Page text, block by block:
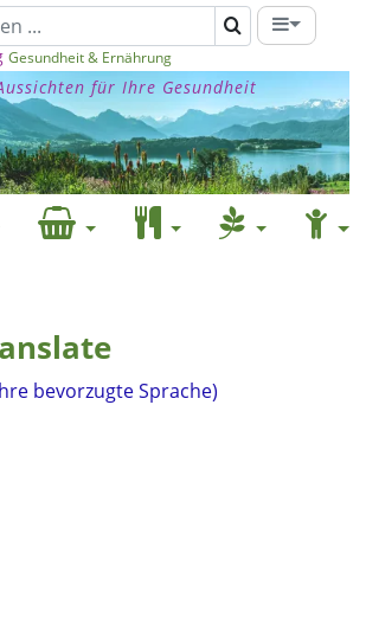
Gesundheit & Ernährung
für Ihre Gesundheit
bevorzugte Sprache)